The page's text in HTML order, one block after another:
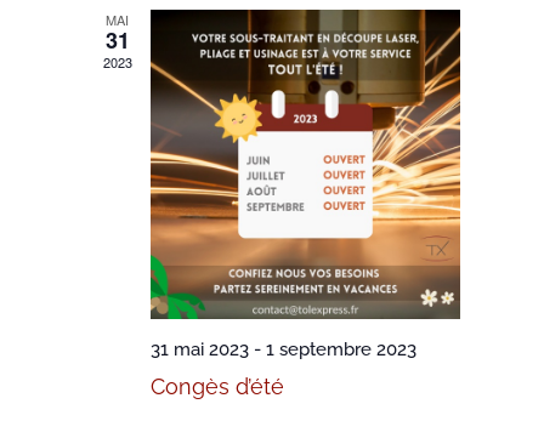
de
vues
Évènements
MAI
31
2023
31 mai 2023- 1 septembre 2023
Congès d’été